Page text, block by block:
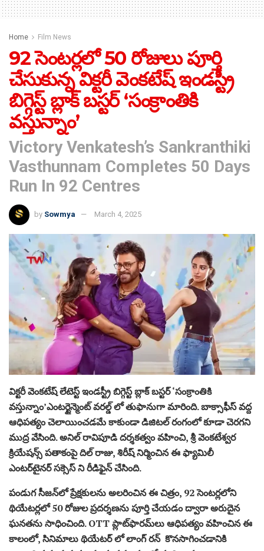
Home Film News
92 సెంటర్లలో 50 రోజులు పూర్తి
చేసుకున్న విక్టరీ వెంకటేష్ ఇండస్ట్రీ
బిగ్గెస్ట్ బ్లాక్ బస్టర్ ‘సంక్రాంతికి
వస్తున్నాం’
Victory Venkatesh’s Sankranthiki
Vasthunnam Completes 50 Days
Run In 92 Centres
by Sowmya March 4, 2025
విక్టరీ వెంకటేష్ లేటెస్ట్ ఇండస్ట్రీ బిగ్గెస్ట్ బ్లాక్ బస్టర్ ‘సంక్రాంతికి
వస్తున్నాం’ఎంటర్టైన్మెంట్ వరల్డ్ లో తుఫానుగా మారింది. బాక్సాఫీస్ వద్ద
ఆధిపత్యం చెలాయించడమే కాకుండా డిజిటల్ రంగంలో కూడా చెరగని
ముద్ర వేసింది. అనిల్ రావిపూడి దర్శకత్వం వహించి, శ్రీ వెంకటేశ్వర
క్రియేషన్స్ పతాకంపై దిల్ రాజు, శిరీష్ నిర్మించిన ఈ ఫ్యామిలీ
ఎంటర్‌టైనర్ సక్సెస్ ని రీడిఫైన్ చేసింది.
పండుగ సీజన్‌లో ప్రేక్షకులను అలరించిన ఈ చిత్రం, 92 సెంటర్లలోని
థియేటర్లలో 50 రోజుల ప్రదర్శణను పూర్తి చేయడం ద్వారా అరుదైన
ఘనతను సాధించింది. OTT ప్లాట్‌ఫారమ్‌లు ఆధిపత్యం వహించిన ఈ
కాలంలో, సినిమాలు థియేటర్ లో లాంగ్ రన్ కొనసాగించడానికి